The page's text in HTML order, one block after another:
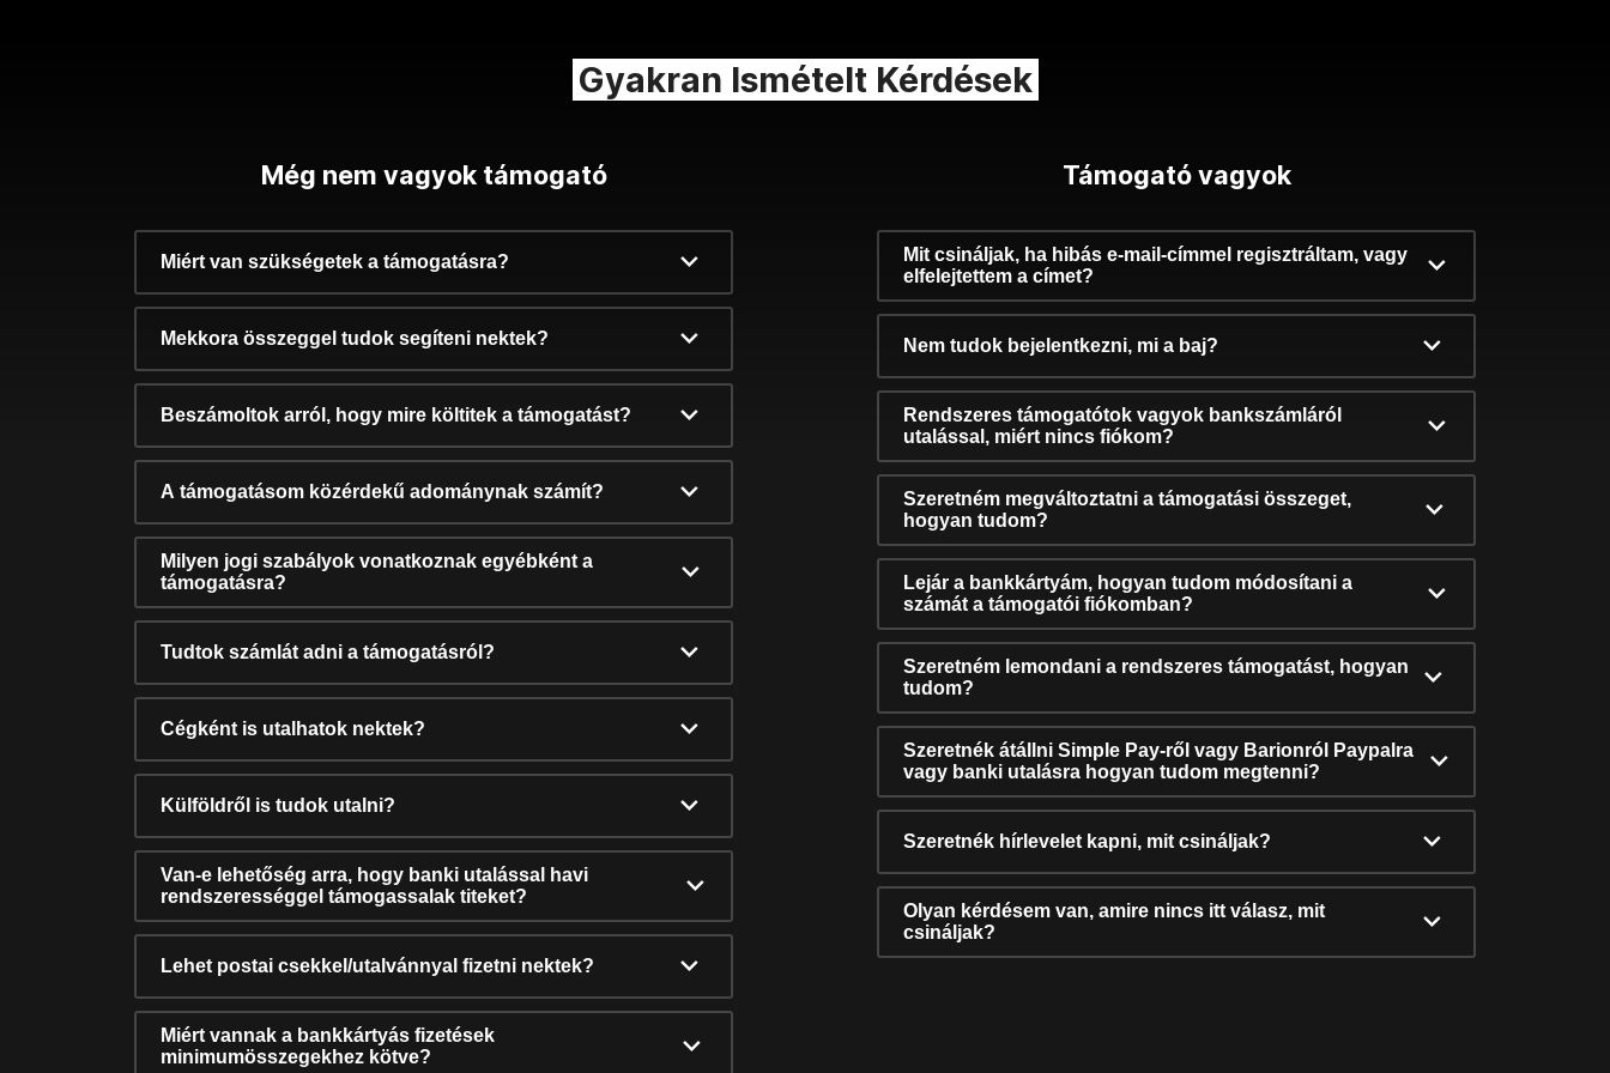
Gyakran Ismételt Kérdések
Még nem vagyok támogató
Miért van szükségetek a támogatásra?
Mekkora összeggel tudok segíteni nektek?
Beszámoltok arról, hogy mire költitek a támogatást?
A támogatásom közérdekű adománynak számít?
Milyen jogi szabályok vonatkoznak egyébként a
támogatásra?
Tudtok számlát adni a támogatásról?
Cégként is utalhatok nektek?
Külföldről is tudok utalni?
Van-e lehetőség arra, hogy banki utalással havi
rendszerességgel támogassalak titeket?
Lehet postai csekkel/utalvánnyal fizetni nektek?
Miért vannak a bankkártyás fizetések
minimumösszegekhez kötve?
Támogató vagyok
Mit csináljak, ha hibás e-mail-címmel regisztráltam, vagy
elfelejtettem a címet?
Nem tudok bejelentkezni, mi a baj?
Rendszeres támogatótok vagyok bankszámláról
utalással, miért nincs fiókom?
Szeretném megváltoztatni a támogatási összeget,
hogyan tudom?
Lejár a bankkártyám, hogyan tudom módosítani a
számát a támogatói fiókomban?
Szeretném lemondani a rendszeres támogatást, hogyan
tudom?
Szeretnék átállni Simple Pay-ről vagy Barionról Paypalra
vagy banki utalásra hogyan tudom megtenni?
Szeretnék hírlevelet kapni, mit csináljak?
Olyan kérdésem van, amire nincs itt válasz, mit
csináljak?